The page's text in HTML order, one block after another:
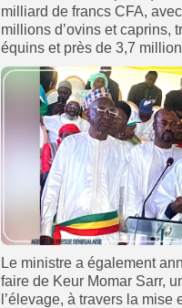
milliard de francs CFA,
millions d’ovins et caprins,
équins et près de 3,7
Le ministre a également
faire de Keur Momar Sarr,
l’élevage, à travers la